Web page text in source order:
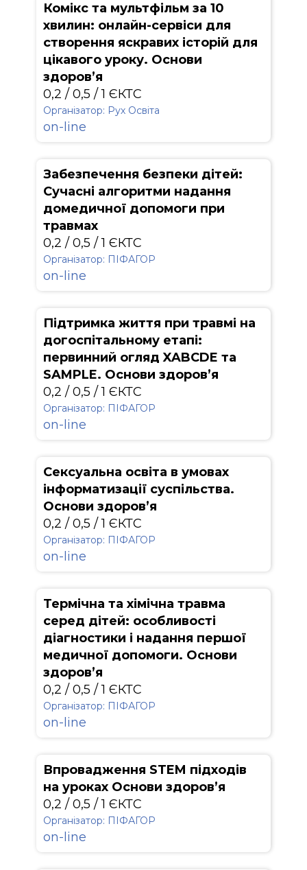
Комікс та мультфільм за 10
хвилин: онлайн-сервіси для
створення яскравих історій для
цікавого уроку. Основи
здоров’я
0,2 / 0,5 / 1 ЄКТС
Організатор: Рух Освіта
on-line
Забезпечення безпеки дітей:
Сучасні алгоритми надання
домедичної допомоги при
травмах
0,2 / 0,5 / 1 ЄКТС
Організатор: ПІФАГОР
on-line
Підтримка життя при травмі на
догоспітальному етапі:
первинний огляд XABCDE та
SAMPLE. Основи здоров’я
0,2 / 0,5 / 1 ЄКТС
Організатор: ПІФАГОР
on-line
Сексуальна освіта в умовах
інформатизації суспільства.
Основи здоров’я
0,2 / 0,5 / 1 ЄКТС
Організатор: ПІФАГОР
on-line
Термічна та хімічна травма
серед дітей: особливості
діагностики і надання першої
медичної допомоги. Основи
здоров’я
0,2 / 0,5 / 1 ЄКТС
Організатор: ПІФАГОР
on-line
Впровадження STEM підходів
на уроках Основи здоров’я
0,2 / 0,5 / 1 ЄКТС
Організатор: ПІФАГОР
on-line